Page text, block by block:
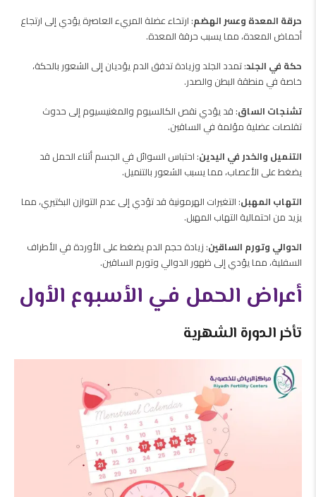
حرقة المعدة وعسر الهضم: ارتخاء عضلة المريء العاصرة يؤدي إلى ارتجاع
أحماض المعدة، مما يسبب حرقة المعدة.
حكة في الجلد: تمدد الجلد وزيادة تدفق الدم يؤديان إلى الشعور بالحكة،
خاصة في منطقة البطن والصدر.
تشنجات الساق: قد يؤدي نقص الكالسيوم والمغنيسيوم إلى حدوث
تقلصات عضلية مؤلمة في الساقين.
التنميل والخدر في اليدين: احتباس السوائل في الجسم أثناء الحمل قد
يضغط على الأعصاب، مما يسبب الشعور بالتنميل.
التهاب المهبل: التغيرات الهرمونية قد تؤدي إلى عدم التوازن البكتيري، مما
يزيد من احتمالية التهاب المهبل.
الدوالي وتورم الساقين: زيادة حجم الدم يضغط على الأوردة في الأطراف
السفلية، مما يؤدي إلى ظهور الدوالي وتورم الساقين.
أعراض الحمل في الأسبوع الأول
تأخر الدورة الشهرية